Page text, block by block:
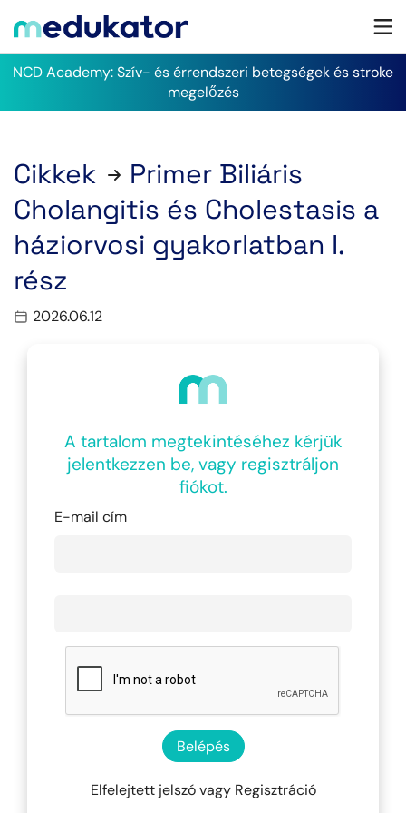
NCD Academy: Szív- és érrendszeri betegségek és stroke
megelőzés
Cikkek
Primer Biliáris
Cholangitis és Cholestasis a
háziorvosi gyakorlatban I.
rész
2026.06.12
A tartalom megtekintéséhez kérjük
jelentkezzen be, vagy regisztráljon
fiókot.
E-mail cím
Belépés
Elfelejtett jelszóvagy Regisztráció